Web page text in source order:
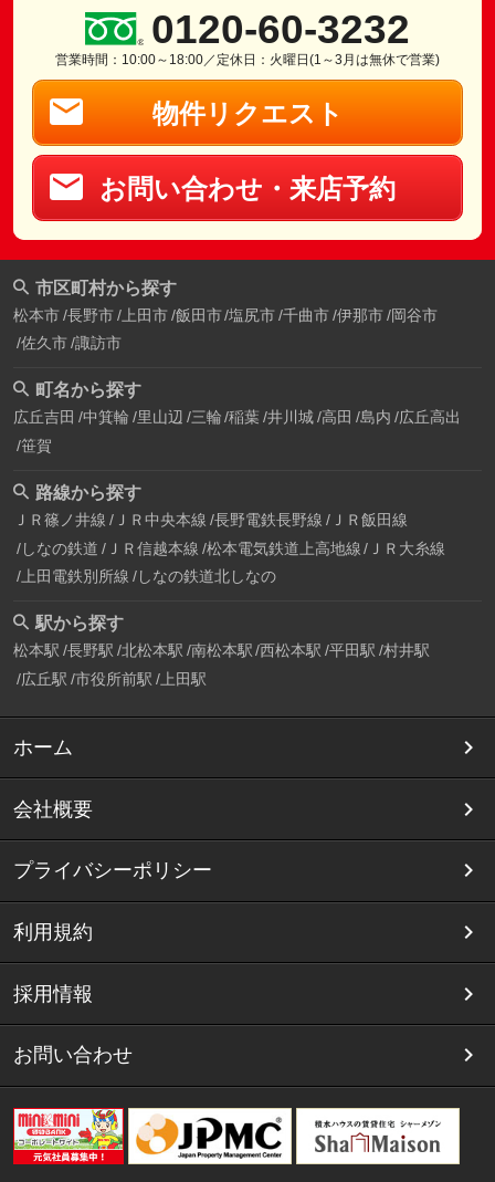
0120-60-3232
営業時間：10:00～18:00／定休日：火曜日(1～3月は無休で営業)
物件リクエスト
お問い合わせ・来店予約
市区町村から探す
松本市 長野市 上田市 飯田市 塩尻市 千曲市 伊那市 岡谷市
佐久市 諏訪市
町名から探す
広丘吉田 中箕輪 里山辺 三輪 稲葉 井川城 高田 島内 広丘高出
笹賀
路線から探す
ＪＲ篠ノ井線 ＪＲ中央本線 長野電鉄長野線 ＪＲ飯田線
しなの鉄道 ＪＲ信越本線 松本電気鉄道上高地線
ＪＲ大糸線
上田電鉄別所線 しなの鉄道北しなの
駅から探す
松本駅 長野駅 北松本駅 南松本駅 西松本駅 平田駅 村井駅
広丘駅 市役所前駅 上田駅
ホーム
会社概要
プライバシーポリシー
利用規約
採用情報
お問い合わせ